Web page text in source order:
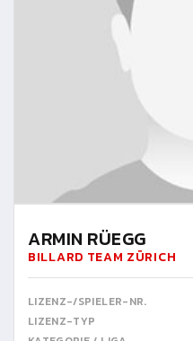
ARMIN RÜEGG
BILLARD TEAM ZÜRICH
LIZENZ-/SPIELER-NR.
LIZENZ-TYP